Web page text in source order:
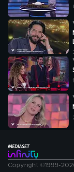
Copyright ©1999-